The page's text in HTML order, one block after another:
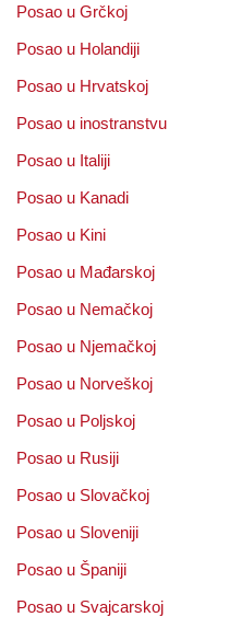
Posao u Grčkoj
Posao u Holandiji
Posao u Hrvatskoj
Posao u inostranstvu
Posao u Italiji
Posao u Kanadi
Posao u Kini
Posao u Mađarskoj
Posao u Nemačkoj
Posao u Njemačkoj
Posao u Norveškoj
Posao u Poljskoj
Posao u Rusiji
Posao u Slovačkoj
Posao u Sloveniji
Posao u Španiji
Posao u Svajcarskoj